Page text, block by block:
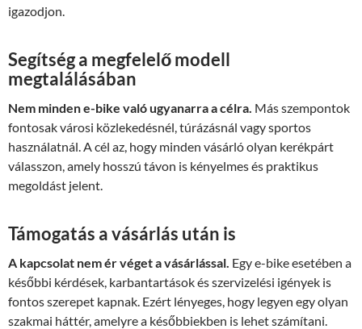
igazodjon.
Segítség a megfelelő modell
megtalálásában
Nem minden e-bike való ugyanarra a célra. Más szempontok
fontosak városi közlekedésnél, túrázásnál vagy sportos
használatnál. A cél az, hogy minden vásárló olyan kerékpárt
válasszon, amely hosszú távon is kényelmes és praktikus
megoldást jelent.
Támogatás a vásárlás után is
A kapcsolat nem ér véget a vásárlással. Egy e-bike esetében a
későbbi kérdések, karbantartások és szervizelési igények is
fontos szerepet kapnak. Ezért lényeges, hogy legyen egy olyan
szakmai háttér, amelyre a későbbiekben is lehet számítani.